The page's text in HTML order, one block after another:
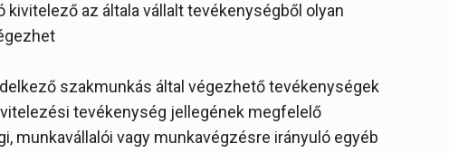
kivitelező az általa vállalt tevékenységből olyan
szakmunkás által végezhető tevékenységek
tevékenység jellegének megfelelő
munkavállalói vagy munkavégzésre irányuló egyéb